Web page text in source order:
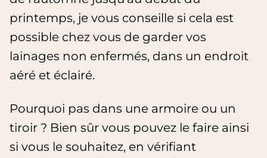
printemps, je vous conseille si cela est
possible chez vous de garder vos
lainages non enfermés, dans un endroit
aéré et éclairé.
Pourquoi pas dans une armoire ou un
tiroir ? Bien sûr vous pouvez le faire ainsi
si vous le souhaitez, en vérifiant